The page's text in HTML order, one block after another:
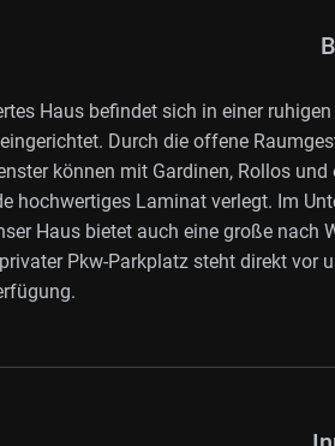
Haus befindet sich in einer
Durch die offene
können mit Gardinen, Rollos
hochwertiges Laminat verlegt. Im
Haus bietet auch eine große nach
Pkw-Parkplatz steht direkt vor